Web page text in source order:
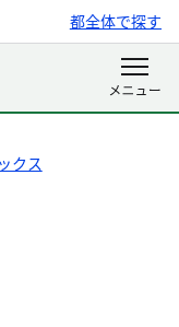
都全体で探す
クス